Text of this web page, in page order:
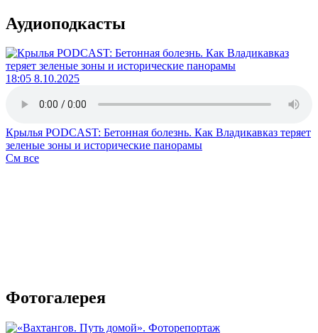
Аудиоподкасты
18:05 8.10.2025
Крылья PODCAST: Бетонная болезнь. Как Владикавказ теряет
зеленые зоны и исторические панорамы
См все
Фотогалерея